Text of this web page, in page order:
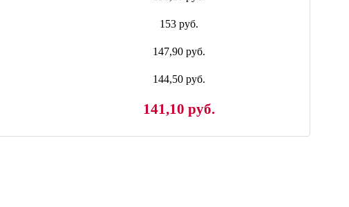
153 руб.
147,90 руб.
144,50 руб.
141,10 руб.